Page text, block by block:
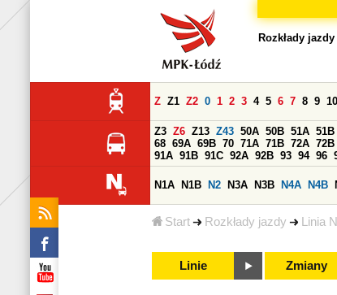
Start Rozkłady jazdy Linia
Rozkłady jazdy
Z Z1 Z2 0 1 2 3 4 5 6 7 8 9
Z3 Z6 Z13 Z43 50A 50B 51A 51B
68 69A 69B 70 71A 71B 72A 72B
91A 91B 91C 92A 92B 93 94 96
N1A N1B N2 N3A N3B N4A N4B
Linie Zmiany